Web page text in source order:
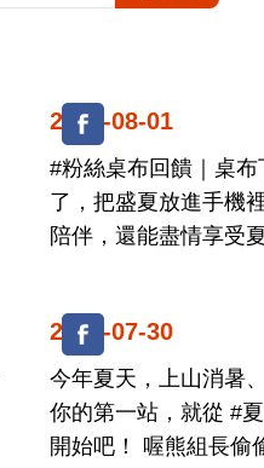
2026-08-01
#粉絲桌布回饋｜桌布
了，把盛夏放進手機
陪伴，還能盡情享受夏天 陪爸
2026-07-30
今年夏天，上山消暑
你的第一站，就從 #
開始吧！ 喔熊組長偷偷在觀光署官